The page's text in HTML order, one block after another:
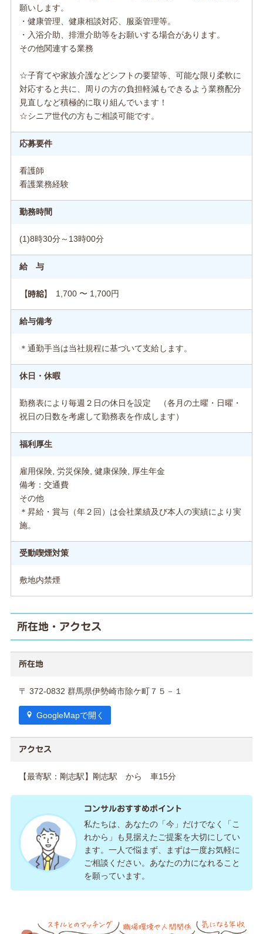
願いします。
・健康管理、健康相談対応、服薬管理等。
・入浴介助、排泄介助等をお願いする場合があります。
その他関連する業務
☆子育てや家族介護などシフトの要望等、可能な限り柔軟に
対応すると共に、周りの方の負担軽減もできるよう業務配分
見直しなど積極的に取り組んでいます！
☆シニア世代の方もご相談可能です。
応募要件
看護師
看護業務経験
勤務時間
(1)8時30分～13時00分
給 与
【時給】 1,700 〜 1,700円
給与備考
＊通勤手当は当社規程に基づいて支給します。
休日・休暇
勤務表により毎週２日の休日を設定 （各月の土曜・日曜・
祝日の日数を考慮して勤務表を作成します）
福利厚生
雇用保険, 労災保険, 健康保険, 厚生年金
備考：交通費
その他
＊昇給・賞与（年２回）は会社業績及び本人の実績により実
施。
受動喫煙対策
敷地内禁煙
所在地・アクセス
所在地
〒 372-0832 群馬県伊勢崎市除ケ町７５－１
GoogleMapで開く
アクセス
【最寄駅：剛志駅】剛志駅 から 車15分
コンサルおすすめポイント
私たちは、あなたの「今」だけでなく「こ
れから」も見据えたご提案を大切にしてい
ます。一人で悩まず、まずは一度お気軽に
ご相談ください。あなたの力になれること
を願っています。